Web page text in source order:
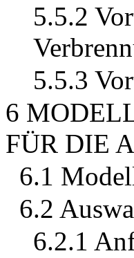
5.5.2
5.5.3
6
FÜR DIE
6.1
6.2
6.2.1